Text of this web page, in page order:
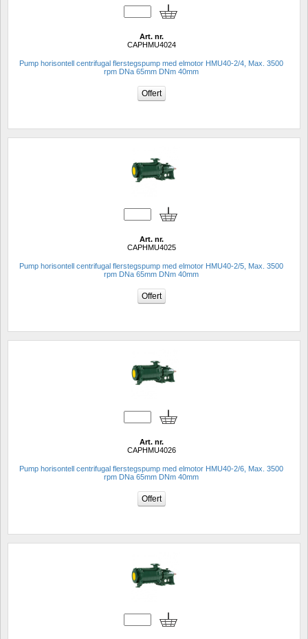
Art. nr.
CAPHMU4024
Pump horisontell centrifugal flerstegspump med elmotor HMU40-2/4, Max. 3500
rpm DNa 65mm DNm 40mm
Art. nr.
CAPHMU4025
Pump horisontell centrifugal flerstegspump med elmotor HMU40-2/5, Max. 3500
rpm DNa 65mm DNm 40mm
Art. nr.
CAPHMU4026
Pump horisontell centrifugal flerstegspump med elmotor HMU40-2/6, Max. 3500
rpm DNa 65mm DNm 40mm